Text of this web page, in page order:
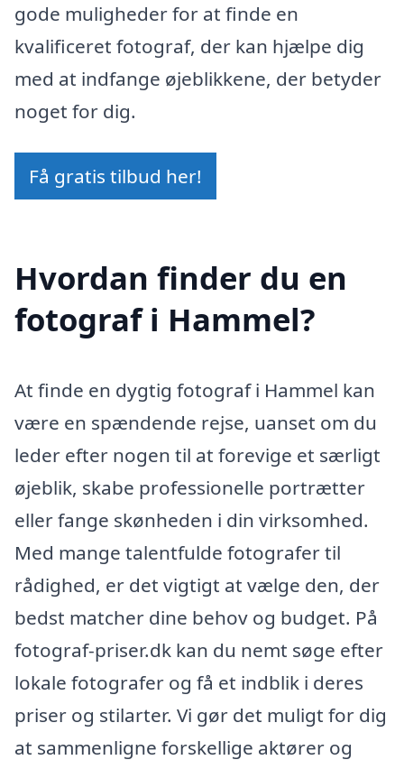
gode muligheder for at finde en
kvalificeret fotograf, der kan hjælpe dig
med at indfange øjeblikkene, der betyder
noget for dig.
Få gratis tilbud her!
Hvordan finder du en
fotograf i Hammel?
At finde en dygtig fotograf i Hammel kan
være en spændende rejse, uanset om du
leder efter nogen til at forevige et særligt
øjeblik, skabe professionelle portrætter
eller fange skønheden i din virksomhed.
Med mange talentfulde fotografer til
rådighed, er det vigtigt at vælge den, der
bedst matcher dine behov og budget. På
fotograf-priser.dk kan du nemt søge efter
lokale fotografer og få et indblik i deres
priser og stilarter. Vi gør det muligt for dig
at sammenligne forskellige aktører og